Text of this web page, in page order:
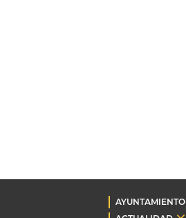
AYUNTAMIENTO